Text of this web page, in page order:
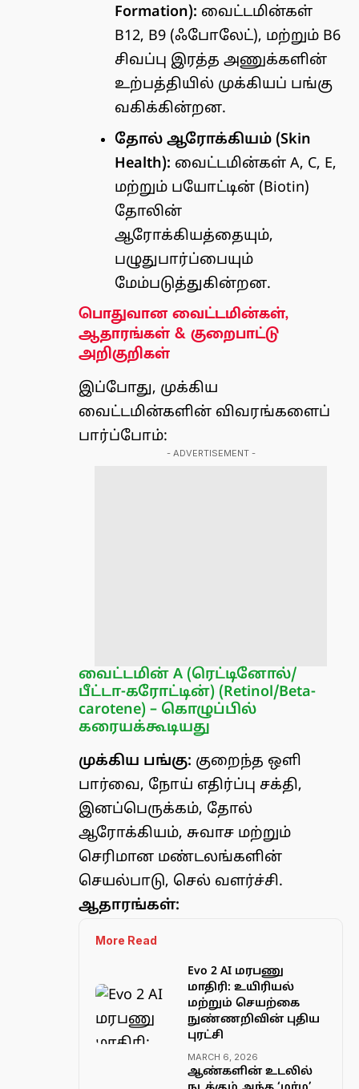
Formation): வைட்டமின்கள்
B12, B9 (ஃபோலேட்), மற்றும் B6
சிவப்பு இரத்த அணுக்களின்
உற்பத்தியில் முக்கியப் பங்கு
வகிக்கின்றன.
தோல் ஆரோக்கியம் (Skin
Health): வைட்டமின்கள் A, C, E,
மற்றும் பயோட்டின் (Biotin)
தோலின்
ஆரோக்கியத்தையும்,
பழுதுபார்ப்பையும்
மேம்படுத்துகின்றன.
பொதுவான வைட்டமின்கள்,
ஆதாரங்கள் & குறைபாட்டு
அறிகுறிகள்
இப்போது, முக்கிய
வைட்டமின்களின் விவரங்களைப்
பார்ப்போம்:
- ADVERTISEMENT -
வைட்டமின் A (ரெட்டினோல்/
பீட்டா-கரோட்டின்) (Retinol/Beta-
carotene) – கொழுப்பில்
கரையக்கூடியது
முக்கிய பங்கு: குறைந்த ஒளி
பார்வை, நோய் எதிர்ப்பு சக்தி,
இனப்பெருக்கம், தோல்
ஆரோக்கியம், சுவாச மற்றும்
செரிமான மண்டலங்களின்
செயல்பாடு, செல் வளர்ச்சி.
ஆதாரங்கள்:
More Read
Evo 2 AI மரபணு
மாதிரி: உயிரியல்
மற்றும் செயற்கை
நுண்ணறிவின் புதிய
புரட்சி
MARCH 6, 2026
ஆண்களின் உடலில்